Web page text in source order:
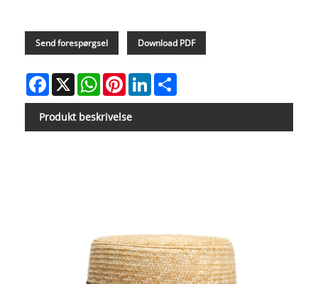
Send forespørgsel Download PDF
Facebook
X WhatsAppPinterestLinkedIn
Produkt beskrivelse